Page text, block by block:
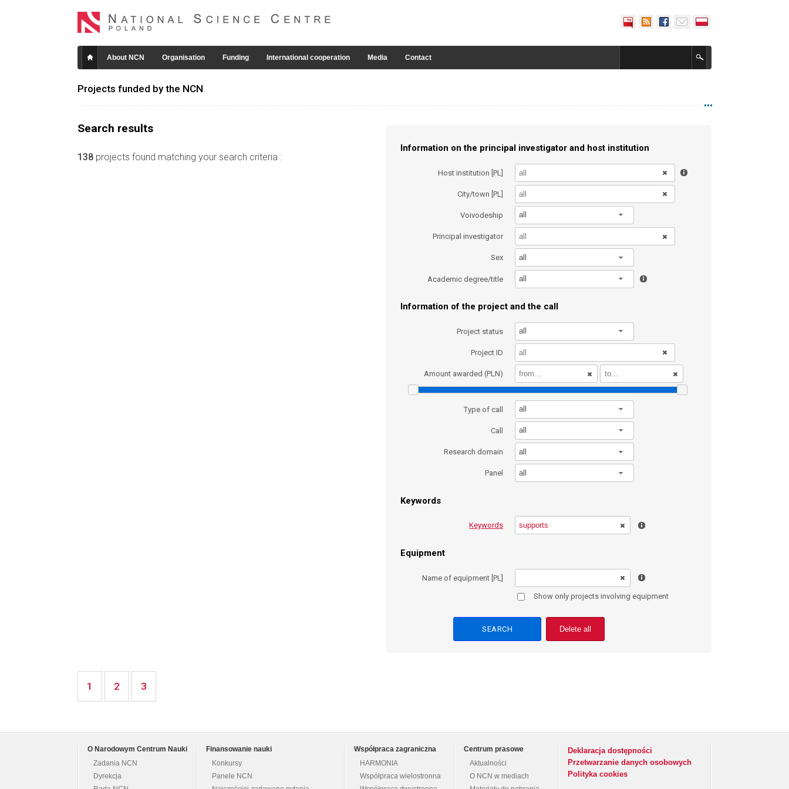
About NCN Organisation Funding International cooperation Media Contact
Projects funded by the NCN
Search results
138 projects found matching your search criteria :
Information on the principal investigator and host institution
Host institution [PL]
City/town [PL]
Voivodeship all
Principal investigator
Sex all
Academic degree/title all
Information of the project and the call
Project status all
Project ID
Amount awarded (PLN)
Type of call all
Call all
Research domain all
Panel all
Keywords
Keywords
Equipment
Name of equipment [PL]
Show only projects involving equipment
Delete all
1 2 3
O Narodowym Centrum Nauki
Zadania NCN
Dyrekcja
Finansowanie nauki
Konkursy
Panele NCN
Współpraca zagraniczna
HARMONIA
Współpraca wielostronna
Centrum prasowe
Aktualności
O NCN w mediach
Deklaracja dostępności
Przetwarzanie danych osobowych
Polityka cookies